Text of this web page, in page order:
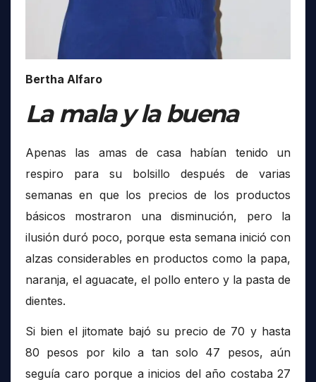
Bertha Alfaro
La mala y la buena
Apenas las amas de casa habían tenido un
respiro para su bolsillo después de varias
semanas en que los precios de los productos
básicos mostraron una disminución, pero la
ilusión duró poco, porque esta semana inició con
alzas considerables en productos como la papa,
naranja, el aguacate, el pollo entero y la pasta de
dientes.
Si bien el jitomate bajó su precio de 70 y hasta
80 pesos por kilo a tan solo 47 pesos, aún
seguía caro porque a inicios del año costaba 27